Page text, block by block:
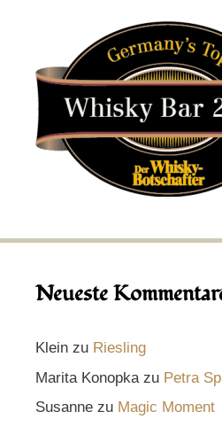
Neueste
Klein zu Riesling
Marita Konopka zu Petra
Susanne zu Magic Moment